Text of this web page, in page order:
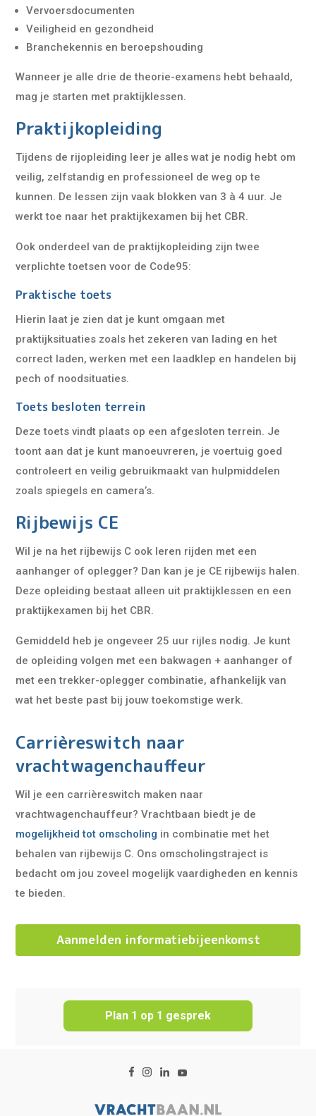
Vervoersdocumenten
Veiligheid en gezondheid
Branchekennis en beroepshouding
Wanneer je alle drie de theorie-examens hebt behaald,
mag je starten met praktijklessen.
Praktijkopleiding
Tijdens de rijopleiding leer je alles wat je nodig hebt om
veilig, zelfstandig en professioneel de weg op te
kunnen. De lessen zijn vaak blokken van 3 à 4 uur. Je
werkt toe naar het praktijkexamen bij het CBR.
Ook onderdeel van de praktijkopleiding zijn twee
verplichte toetsen voor de Code95:
Praktische toets
Hierin laat je zien dat je kunt omgaan met
praktijksituaties zoals het zekeren van lading en het
correct laden, werken met een laadklep en handelen bij
pech of noodsituaties.
Toets besloten terrein
Deze toets vindt plaats op een afgesloten terrein. Je
toont aan dat je kunt manoeuvreren, je voertuig goed
controleert en veilig gebruikmaakt van hulpmiddelen
zoals spiegels en camera’s.
Rijbewijs CE
Wil je na het rijbewijs C ook leren rijden met een
aanhanger of oplegger? Dan kan je je CE rijbewijs halen.
Deze opleiding bestaat alleen uit praktijklessen en een
praktijkexamen bij het CBR.
Gemiddeld heb je ongeveer 25 uur rijles nodig. Je kunt
de opleiding volgen met een bakwagen + aanhanger of
met een trekker-oplegger combinatie, afhankelijk van
wat het beste past bij jouw toekomstige werk.
Carrièreswitch naar
vrachtwagenchauffeur
Wil je een carrièreswitch maken naar
vrachtwagenchauffeur? Vrachtbaan biedt je de
mogelijkheid tot omscholing in combinatie met het
behalen van rijbewijs C. Ons omscholingstraject is
bedacht om jou zoveel mogelijk vaardigheden en kennis
te bieden.
Aanmelden informatiebijeenkomst
Plan 1 op 1 gesprek